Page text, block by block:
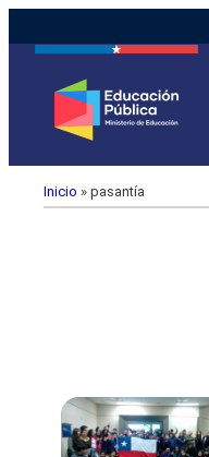
Inicio » pasantía